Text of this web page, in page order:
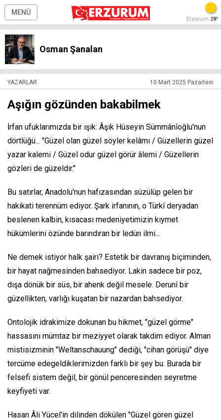
MENÜ
Erzurum 28°
Osman Şanalan
YAZARLAR 10 Mart 2025 Pazartesi
Aşığın gözünden bakabilmek
İrfan ufuklarımızda bir ışık: Âşık Hüseyin Sümmânîoğlu'nun
dörtlüğü... "Güzel olan güzel söyler kelâmı / Güzellerin güzel
yazar kalemi / Güzel odur güzel görür âlemi / Güzellerin
gözleri de güzeldir."
Bu satırlar, Anadolu'nun hafızasından süzülüp gelen bir
hakikati terennüm ediyor. Şark irfanının, o Türkî deryadan
beslenen kalbin, kısacası medeniyetimizin kıymet
hükümlerini özünde barındıran bir ledün ilmi...
Ne demek istiyor halk şairi? Estetik bir davranış biçiminden,
bir hayat nağmesinden bahsediyor. Lakin sadece bir poz,
dışa dönük bir süs, bir ahenk değil mesele. Derunî bir
güzellikten, varlığı kuşatan bir nazardan bahsediyor.
Ontolojik idrakimize dokunan bu hikmet, "güzel görme"
hassasını mümtaz bir meziyyet olarak takdim ediyor. Alman
mistisizminin "Weltanschauung" dediği, "cihan görüşü" diye
tercüme edegeldiklerimizden farklı bir şey bu. Burada bir
felsefi sistem değil, bir gönül penceresinden seyretme
keyfiyeti var.
Hasan Âli Yücel'in dilinden dökülen "Güzel gören güzel